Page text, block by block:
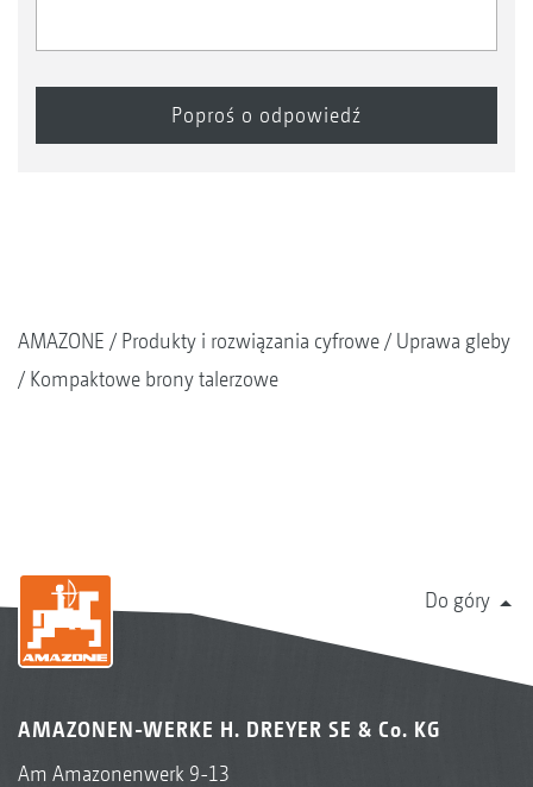
AMAZONE Produkty i rozwiązania cyfrowe
Uprawa gleby
Kompaktowe brony talerzowe
Do góry
AMAZONEN-WERKE H. DREYER SE & Co. KG
Am Amazonenwerk 9-13